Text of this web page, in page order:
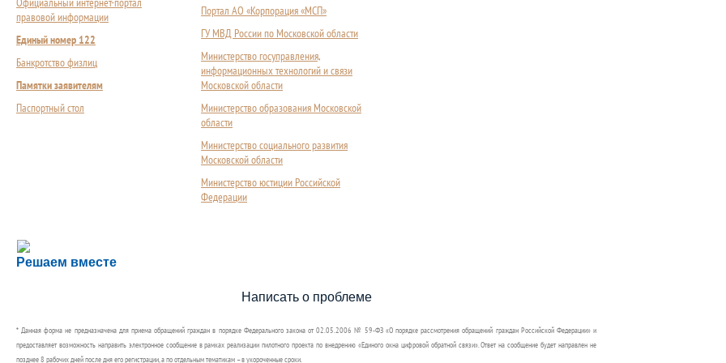
правовой информации
Единый номер 122
Банкротство физлиц
Памятки заявителям
Паспортный стол
Портал АО «Корпорация «МСП»
ГУ МВД России по Московской области
Министерство госуправления,
информационных технологий и связи
Московской области
Министерство образования Московской
области
Министерство социального развития
Московской области
Министерство юстиции Российской
Федерации
Решаем вместе
Сложности с получением социальной выплаты или пособия?
Сообщите об этом
Написать о проблеме
* Данная форма не предназначена для приема обращений граждан в порядке Федерального закона от 02.05.2006 № 59-ФЗ «О порядке рассмотрения обращений граждан Российской Федерации» и
предоставляет возможность направить электронное сообщение в рамках реализации пилотного проекта по внедрению «Единого окна цифровой обратной связи». Ответ на сообщение будет направлен не
позднее 8 рабочих дней после дня его регистрации, а по отдельным тематикам – в укороченные сроки.